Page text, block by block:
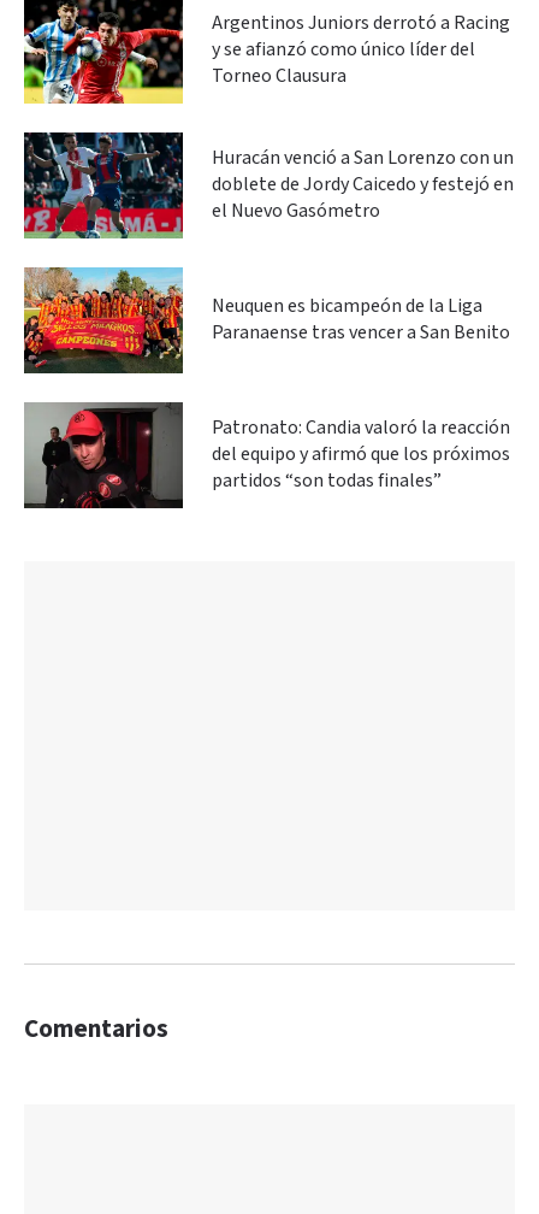
Argentinos Juniors derrotó a Racing
y se afianzó como único líder del
Torneo Clausura
Huracán venció a San Lorenzo con un
doblete de Jordy Caicedo y festejó en
el Nuevo Gasómetro
Neuquen es bicampeón de la Liga
Paranaense tras vencer a San Benito
Patronato: Candia valoró la reacción
del equipo y afirmó que los próximos
partidos “son todas finales”
Comentarios